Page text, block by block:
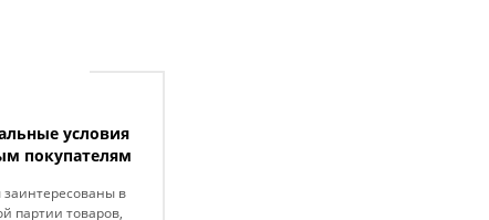
условия
покупателям
заинтересованы в
партии товаров,